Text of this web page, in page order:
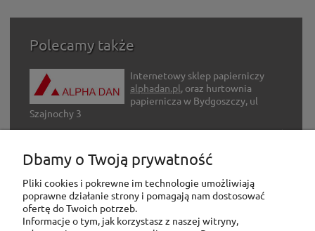
Polecamy także
Internetowy sklep papierniczy
alphadan.pl , oraz hurtownia
papiernicza w Bydgoszczy, ul
Szajnochy 3
hobbystycznymiadh-hobby.com
Dbamy o Twoją prywatność
Pliki cookies i pokrewne im technologie umożliwiają
poprawne działanie strony i pomagają nam dostosować
ofertę do Twoich potrzeb.
Informacje o tym, jak korzystasz z naszej witryny,